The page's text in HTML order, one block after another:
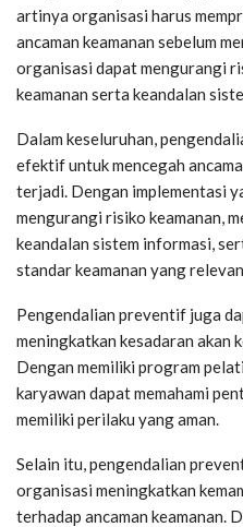
artinya organisasi harus
ancaman keamanan sebelum
organisasi dapat mengurangi
keamanan serta keandalan
Dalam keseluruhan,
efektif untuk mencegah
terjadi. Dengan implementasi
mengurangi risiko keamanan,
keandalan sistem informasi,
standar keamanan yang
Pengendalian preventif juga
meningkatkan kesadaran akan
Dengan memiliki program
karyawan dapat memahami
memiliki perilaku yang aman.
Selain itu, pengendalian
organisasi meningkatkan
terhadap ancaman keamanan.